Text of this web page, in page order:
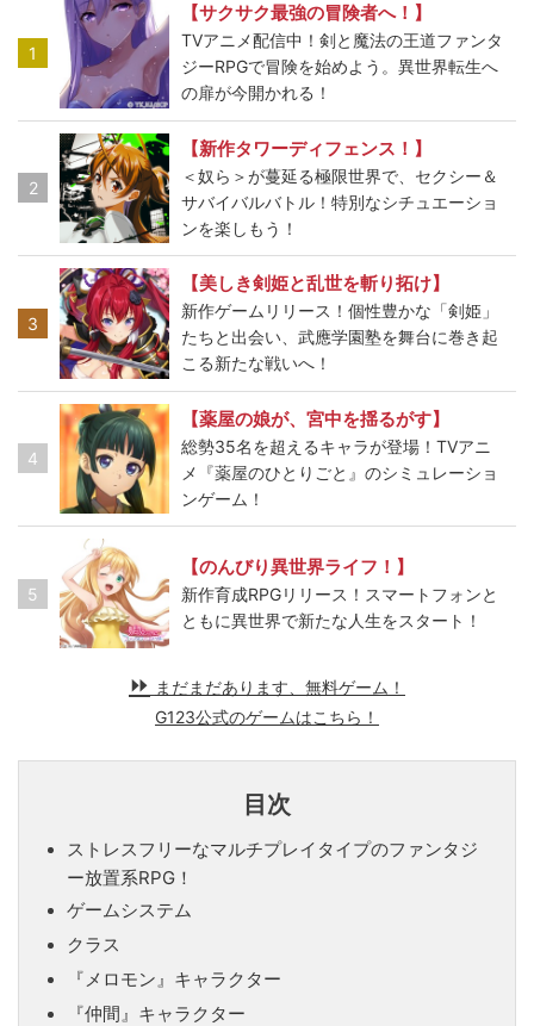
1
【サクサク最強の冒険者へ！】
TVアニメ配信中！剣と魔法の王道ファンタ
ジーRPGで冒険を始めよう。異世界転生へ
の扉が今開かれる！
2
【新作タワーディフェンス！】
＜奴ら＞が蔓延る極限世界で、セクシー＆
サバイバルバトル！特別なシチュエーショ
ンを楽しもう！
3
【美しき剣姫と乱世を斬り拓け】
新作ゲームリリース！個性豊かな「剣姫」
たちと出会い、武應学園塾を舞台に巻き起
こる新たな戦いへ！
4
【薬屋の娘が、宮中を揺るがす】
総勢35名を超えるキャラが登場！TVアニ
メ『薬屋のひとりごと』のシミュレーショ
ンゲーム！
5
【のんびり異世界ライフ！】
新作育成RPGリリース！スマートフォンと
ともに異世界で新たな人生をスタート！
まだまだあります、無料ゲーム！
G123公式のゲームはこちら！
目次
ストレスフリーなマルチプレイタイプのファンタジ
ー放置系RPG！
ゲームシステム
クラス
『メロモン』キャラクター
『仲間』キャラクター